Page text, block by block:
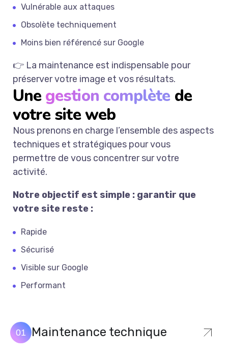
Vulnérable aux attaques
Obsolète techniquement
Moins bien référencé sur Google
👉 La maintenance est indispensable pour
préserver votre image et vos résultats.
Unegestion complète de
votre site web
Nous prenons en charge l’ensemble des aspects
techniques et stratégiques pour vous
permettre de vous concentrer sur votre
activité.
Notre objectif est simple : garantir que
votre site reste :
Rapide
Sécurisé
Visible sur Google
Performant
Maintenance technique